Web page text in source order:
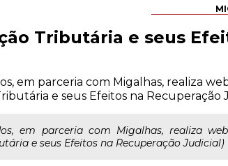
Tributária e seus
em parceria com Migalhas, realiza
e seus Efeitos na Recuperação
em parceria com Migalhas, realiza
e seus Efeitos na Recuperação Judicial)